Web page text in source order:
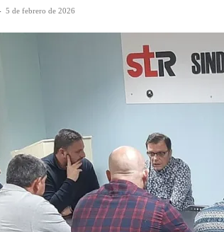
5 de febrero de 2026